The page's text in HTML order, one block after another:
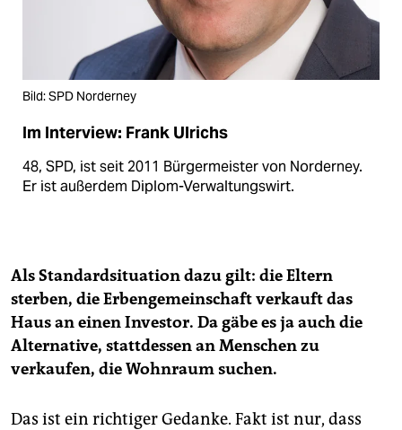
Bild: SPD Norderney
Im Interview: Frank Ulrichs
48, SPD, ist seit 2011 Bürgermeister von Norderney.
Er ist außerdem Diplom-Verwaltungswirt.
Als Standardsituation dazu gilt: die Eltern
sterben, die Erbengemeinschaft verkauft das
Haus an einen Investor. Da gäbe es ja auch die
Alternative, stattdessen an Menschen zu
verkaufen, die Wohnraum suchen.
Das ist ein richtiger Gedanke. Fakt ist nur, dass